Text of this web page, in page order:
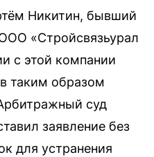
Никитин, бывший
«Стройсвязьурал
с этой компании
таким образом
суд
заявление без
для устранения